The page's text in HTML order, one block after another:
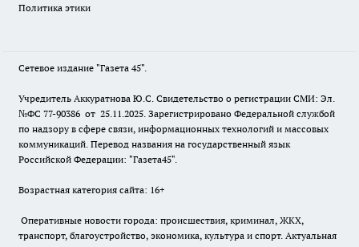
Политика этики
Сетевое издание "Газета 45".
Учредитель Аккуратнова Ю.С. Свидетельство о регистрации СМИ: Эл.
№ФС 77-90386 от 25.11.2025. Зарегистрировано Федеральной службой
по надзору в сфере связи, информационных технологий и массовых
коммуникаций. Перевод названия на государственный язык
Российской Федерации: "Газета45".
Возрастная категория сайта: 16+
Оперативные новости города: происшествия, криминал, ЖКХ,
транспорт, благоустройство, экономика, культура и спорт. Актуальная